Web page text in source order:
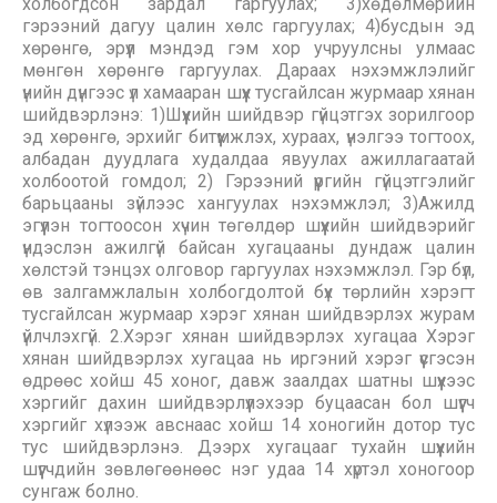
гэрээний дагуу цалин хөлс гаргуулах; 4)бусдын эд
хөрөнгө, эрүүл мэндэд гэм хор учруулсны улмаас
мөнгөн хөрөнгө гаргуулах. Дараах нэхэмжлэлийг
үнийн дүнгээс үл хамааран шүүх тусгайлсан журмаар хянан
шийдвэрлэнэ: 1)Шүүхийн шийдвэр гүйцэтгэх зорилгоор
эд хөрөнгө, эрхийг битүүмжлэх, хураах, үнэлгээ тогтоох,
албадан дуудлага худалдаа явуулах ажиллагаатай
холбоотой гомдол; 2) Гэрээний үүргийн гүйцэтгэлийг
барьцааны зүйлээс хангуулах нэхэмжлэл; 3)Ажилд
эгүүлэн тогтоосон хүчин төгөлдөр шүүхийн шийдвэрийг
үндэслэн ажилгүй байсан хугацааны дундаж цалин
хөлстэй тэнцэх олговор гаргуулах нэхэмжлэл. Гэр бүл,
өв залгамжлалын холбогдолтой бүх төрлийн хэрэгт
тусгайлсан журмаар хэрэг хянан шийдвэрлэх журам
үйлчлэхгүй. 2.Хэрэг хянан шийдвэрлэх хугацаа Хэрэг
хянан шийдвэрлэх хугацаа нь иргэний хэрэг үүсгэсэн
өдрөөс хойш 45 хоног, давж заалдах шатны шүүхээс
хэргийг дахин шийдвэрлүүлэхээр буцаасан бол шүүгч
хэргийг хүлээж авснаас хойш 14 хоногийн дотор тус
тус шийдвэрлэнэ. Дээрх хугацааг тухайн шүүхийн
шүүгчдийн зөвлөгөөнөөс нэг удаа 14 хүртэл хоногоор
сунгаж болно.